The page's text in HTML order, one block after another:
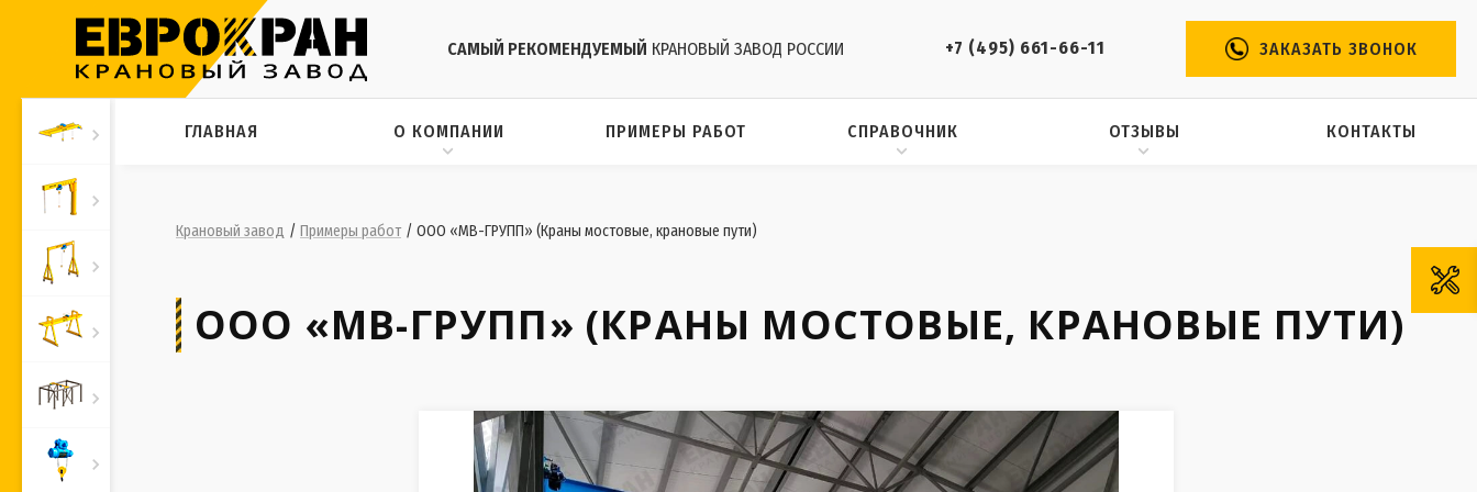
САМЫЙ РЕКОМЕНДУЕМЫЙ КРАНОВЫЙ ЗАВОД РОССИИ +7 (495) 661-66-11 ЗАКАЗАТЬ ЗВОНОК
ГЛАВНАЯ О КОМПАНИИ ПРИМЕРЫ РАБОТ СПРАВОЧНИК ОТЗЫВЫ КОНТАКТЫ
Крановый завод / Примеры работ / ООО «МВ-ГРУПП» (Краны мостовые, крановые пути)
ООО «МВ-ГРУПП» (КРАНЫ МОСТОВЫЕ, КРАНОВЫЕ ПУТИ)